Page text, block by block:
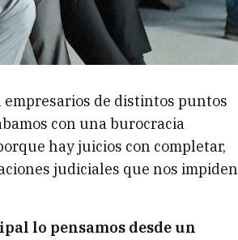
de distintos puntos
con una burocracia
hay juicios con completar,
judiciales que nos impiden
lo pensamos desde un